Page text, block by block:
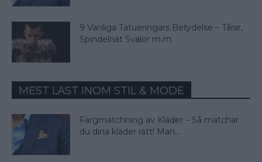
9 Vanliga Tatueringars Betydelse – Tårar,
Spindelnät Svalor m.m.
MEST LÄST INOM STIL & MODE
Färgmatchning av Kläder – Så matchar
du dina kläder rätt! Man...